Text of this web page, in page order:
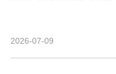
2026-07-09